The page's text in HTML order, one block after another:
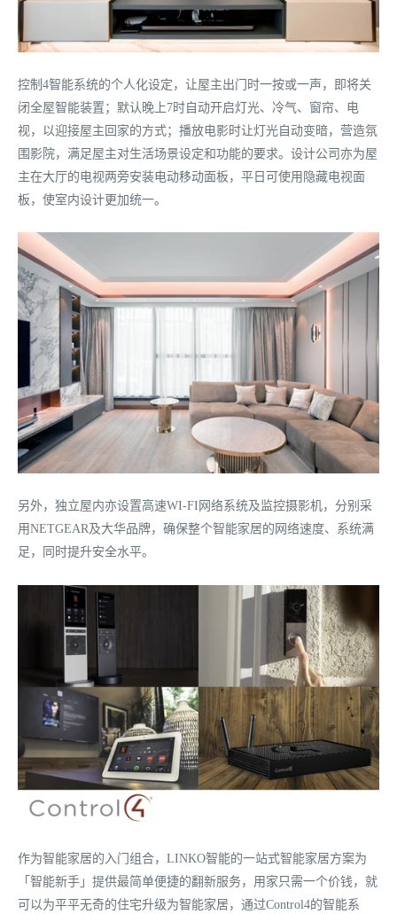
控制4智能系统的个人化设定，让屋主出门时一按或一声，即将关
闭全屋智能装置；默认晚上7时自动开启灯光、冷气、窗帘、电
视，以迎接屋主回家的方式；播放电影时让灯光自动变暗，营造氛
围影院，满足屋主对生活场景设定和功能的要求。设计公司亦为屋
主在大厅的电视两旁安装电动移动面板，平日可使用隐藏电视面
板，使室内设计更加统一。
另外，独立屋内亦设置高速WI-FI网络系统及监控摄影机，分别采
用NETGEAR及大华品牌，确保整个智能家居的网络速度、系统满
足，同时提升安全水平。
作为智能家居的入门组合，LINKO智能的一站式智能家居方案为
「智能新手」提供最简单便捷的翻新服务，用家只需一个价钱，就
可以为平平无奇的住宅升级为智能家居，通过Control4的智能系